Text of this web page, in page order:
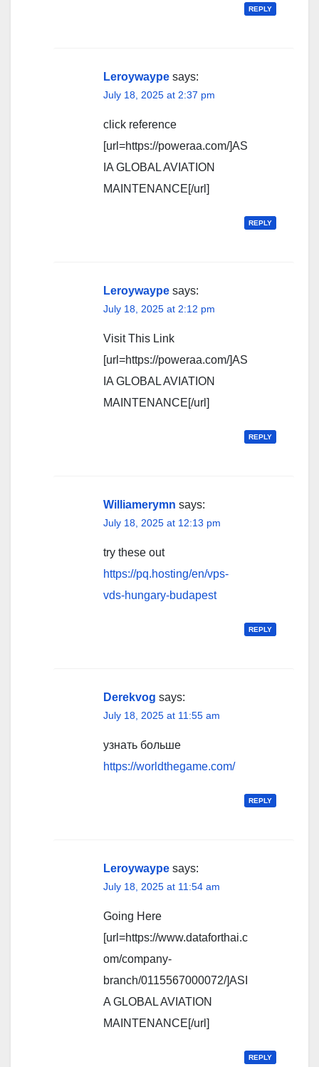
REPLY
Leroywaype says:
July 18, 2025 at 2:37 pm
click reference
[url=https://poweraa.com/]AS
IA GLOBAL AVIATION
MAINTENANCE[/url]
REPLY
Leroywaype says:
July 18, 2025 at 2:12 pm
Visit This Link
[url=https://poweraa.com/]AS
IA GLOBAL AVIATION
MAINTENANCE[/url]
REPLY
Williamerymn says:
July 18, 2025 at 12:13 pm
try these out
https://pq.hosting/en/vps-
vds-hungary-budapest
REPLY
Derekvog says:
July 18, 2025 at 11:55 am
узнать больше
https://worldthegame.com/
REPLY
Leroywaype says:
July 18, 2025 at 11:54 am
Going Here
[url=https://www.dataforthai.c
om/company-
branch/0115567000072/]ASI
A GLOBAL AVIATION
MAINTENANCE[/url]
REPLY